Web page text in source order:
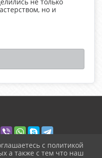
не только
но и
с политикой
а также с тем что наш